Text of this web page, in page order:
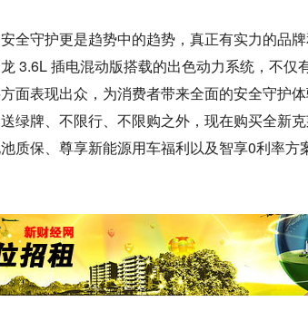
全守护更是趋势中的趋势，真正有实力的品
3.6L 插电混动版搭载的出色动力系统，不仅
面表现出众，为消费者带来全面的安全守护
绿牌、不限行、不限购之外，现在购买全新
质保、尊享新能源用车福利以及智享0利率方